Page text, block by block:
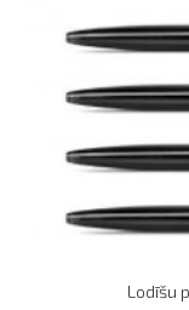
Lodīšu